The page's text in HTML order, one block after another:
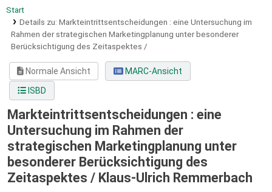
Start
Details zu: Markteintrittsentscheidungen : eine Untersuchung im
Rahmen der strategischen Marketingplanung unter besonderer
Berücksichtigung des Zeitaspektes /
Normale Ansicht
MARC-Ansicht
ISBD
Markteintrittsentscheidungen : eine
Untersuchung im Rahmen der
strategischen Marketingplanung unter
besonderer Berücksichtigung des
Zeitaspektes / Klaus-Ulrich Remmerbach